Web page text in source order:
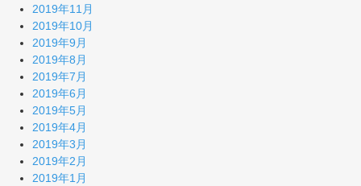
2019年11月
2019年10月
2019年9月
2019年8月
2019年7月
2019年6月
2019年5月
2019年4月
2019年3月
2019年2月
2019年1月